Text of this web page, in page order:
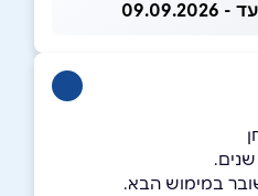
במימוש הבא.